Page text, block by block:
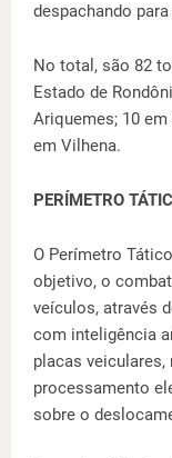
despachando
No total, são 82
Estado de
Ariquemes; 10
em Vilhena.
PERÍMETRO
O Perímetro
objetivo, o
veículos, através
com inteligência
placas
processamento
sobre o